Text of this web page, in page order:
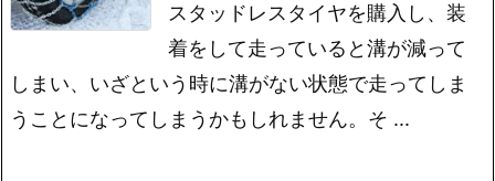
スタッドレスタイヤを購入し、装
着をして走っていると溝が減って
しまい、いざという時に溝がない状態で走ってしま
うことになってしまうかもしれません。そ ...